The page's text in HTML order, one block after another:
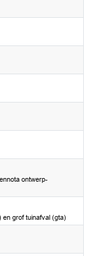
ontwerp-
en grof tuinafval (gta)